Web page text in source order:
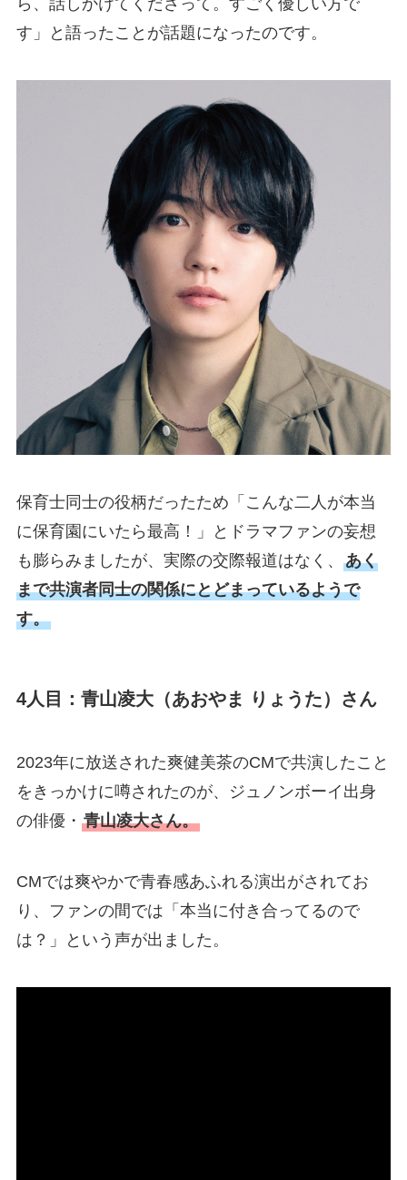
ら、話しかけてくださって。すごく優しい方で
す」と語ったことが話題になったのです。
保育士同士の役柄だったため「こんな二人が本当
に保育園にいたら最高！」とドラマファンの妄想
も膨らみましたが、実際の交際報道はなく、 あく
まで共演者同士の関係にとどまっているようで
す。
4人目：青山凌大（あおやま りょうた）さん
2023年に放送された爽健美茶のCMで共演したこと
をきっかけに噂されたのが、ジュノンボーイ出身
の俳優・ 青山凌大さん。
CMでは爽やかで青春感あふれる演出がされてお
り、ファンの間では「本当に付き合ってるので
は？」という声が出ました。